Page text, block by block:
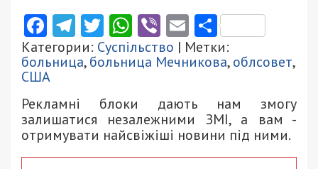
Facebook
Telegram
Twitter
WhatsApp
ViberEmail
Категории: Суспільство | Метки:
больница,больница Мечникова,облсовет,
США
Рекламні блоки дають нам змогу
залишатися незалежними ЗМІ, а вам -
отримувати найсвіжіші новини під ними.